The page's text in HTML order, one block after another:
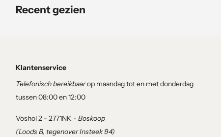
Recent gezien
Klantenservice
Telefonisch bereikbaarop maandag tot en met donderdag
tussen 08:00 en 12:00
Voshol 2 - 2771NK - Boskoop
(Loods B, tegenover Insteek 94)